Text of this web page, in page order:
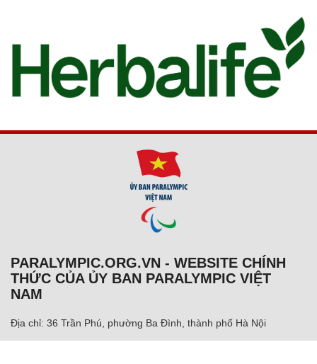
PARALYMPIC.ORG.VN - WEBSITE CHÍNH
THỨC CỦA ỦY BAN PARALYMPIC VIỆT
NAM
Địa chỉ: 36 Trần Phú, phường Ba Đình, thành phố Hà Nội